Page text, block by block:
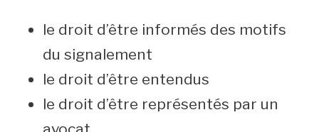
le droit d’être informés des motifs
du signalement
le droit d’être entendus
le droit d’être représentés par un